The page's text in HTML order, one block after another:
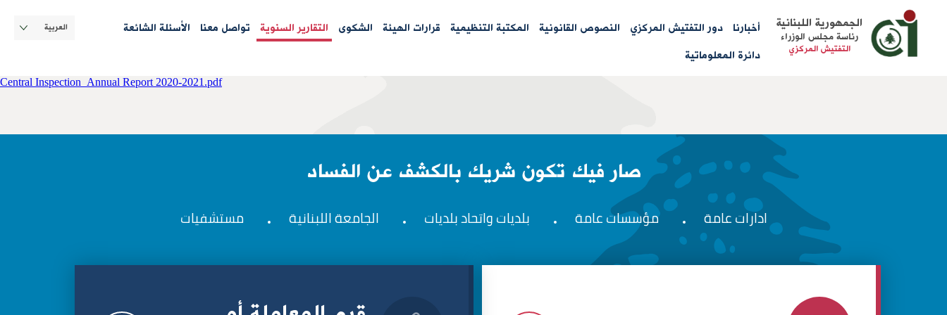
الجمهورية اللبنانية
رئاسة مجلس الوزراء
التفتيش المركزي
Main
أخبارنا دور التفتيش المركزي النصوص القانونية المكتبة التنظيمية قرارات الهيئة الشكوى التقارير السنوية تواصل معنا الأسئلة الشائعة
دائرة المعلوماتية
Select
your
Central Inspection_Annual Report 2020-2021.pdf
صار فيك تكون شريك بالكشف عن الفساد
ادارات عامة مؤسسات عامة بلديات واتحاد بلديات الجامعة اللبنانية مستشفيات